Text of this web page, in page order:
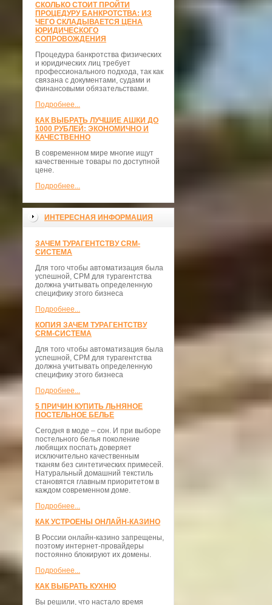
СКОЛЬКО СТОИТ ПРОЙТИ
ПРОЦЕДУРУ БАНКРОТСТВА: ИЗ
ЧЕГО СКЛАДЫВАЕТСЯ ЦЕНА
ЮРИДИЧЕСКОГО
СОПРОВОЖДЕНИЯ
Процедура банкротства физических
и юридических лиц требует
профессионального подхода, так как
связана с документами, судами и
финансовыми обязательствами.
Подробнее...
КАК ВЫБРАТЬ ЛУЧШИЕ АШКИ ДО
1000 РУБЛЕЙ: ЭКОНОМИЧНО И
КАЧЕСТВЕННО
В современном мире многие ищут
качественные товары по доступной
цене.
Подробнее...
ИНТЕРЕСНАЯ ИНФОРМАЦИЯ
ЗАЧЕМ ТУРАГЕНТСТВУ CRM-
СИСТЕМА
Для того чтобы автоматизация была
успешной, СРМ для турагентства
должна учитывать определенную
специфику этого бизнеса
Подробнее...
КОПИЯ ЗАЧЕМ ТУРАГЕНТСТВУ
CRM-СИСТЕМА
Для того чтобы автоматизация была
успешной, СРМ для турагентства
должна учитывать определенную
специфику этого бизнеса
Подробнее...
5 ПРИЧИН КУПИТЬ ЛЬНЯНОЕ
ПОСТЕЛЬНОЕ БЕЛЬЕ
Сегодня в моде – сон. И при выборе
постельного белья поколение
любящих поспать доверяет
исключительно качественным
тканям без синтетических примесей.
Натуральный домашний текстиль
становятся главным приоритетом в
каждом современном доме.
Подробнее...
КАК УСТРОЕНЫ ОНЛАЙН-КАЗИНО
В России онлайн-казино запрещены,
поэтому интернет-провайдеры
постоянно блокируют их домены.
Подробнее...
КАК ВЫБРАТЬ КУХНЮ
Вы решили, что настало время